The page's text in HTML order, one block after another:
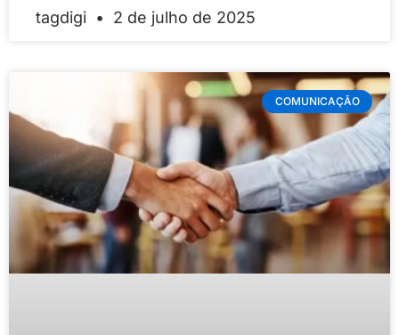
tagdigi 2 de julho de 2025
COMUNICAÇÃO